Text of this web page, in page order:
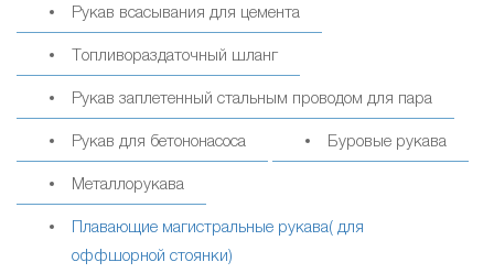
Рукав всасывания для цемента
Топливораздаточный шланг
Рукав заплетенный стальным проводом для пара
Рукав для бетононасоса Буровые рукава
Металлорукава
Плавающие магистральные рукава( для
оффшорной стоянки)